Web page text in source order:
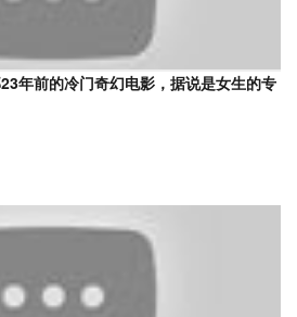
年前的冷门奇幻电影，据说是女生的专